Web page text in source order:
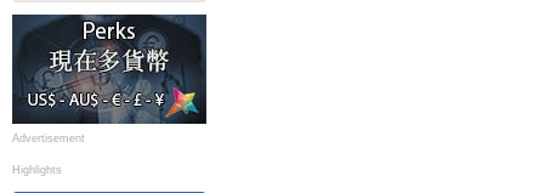
Advertisement
Highlights